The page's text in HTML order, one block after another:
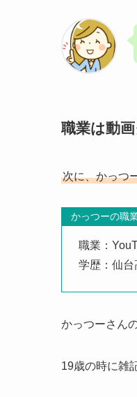
職業は動
次に、かっつ
かっつーの職
職業：
学歴：仙
かっつーさん
19歳の時に雑